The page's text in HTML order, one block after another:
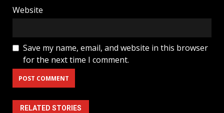
Website
Save my name, email, and website in this browser
for the next time I comment.
RELATED STORIES